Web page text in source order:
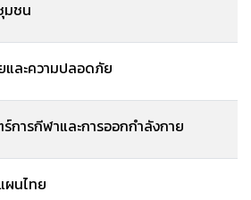
มชน
และความปลอดภัย
การกีฬาและการออกกำลังกาย
นไทย